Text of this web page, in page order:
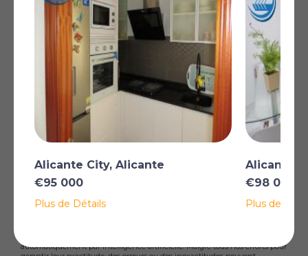
Alicante City, Alicante,
Région de Valence,
VR Property ouvre la saison avec cette excellente offre.
Un appartement de 78m2 de 4 chambres, 4e étage,
situé dans la ville d'Alicante, avec une vue imprenable
sur les montagnes, à seulement 15 minutes de
l'aéroport d'Alicante, à 10 minutes de la plage et à 5
minutes du centre-ville et du centre-ville. La propriété
est située dans un quartier typiquement espagnol de la
ville, entourée de petits magasins, de tapas et de cafés,
de parcs et de supermarchés.
automatiquement par intelligence artificielle. Malgré tous nos efforts pour
Alicante City, Alicante
€95 000
Plus de Détails
Alicante
€98 000
Plus de